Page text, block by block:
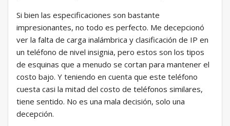
Si bien las especificaciones son bastante
impresionantes, no todo es perfecto. Me decepcionó
ver la falta de carga inalámbrica y clasificación de IP en
un teléfono de nivel insignia, pero estos son los tipos
de esquinas que a menudo se cortan para mantener el
costo bajo. Y teniendo en cuenta que este teléfono
cuesta casi la mitad del costo de teléfonos similares,
tiene sentido. No es una mala decisión, solo una
decepción.